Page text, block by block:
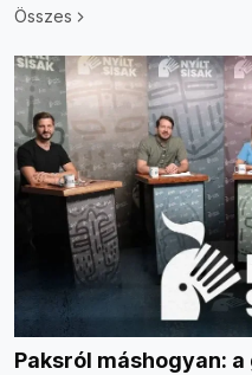
Összes
Paksról máshogyan: